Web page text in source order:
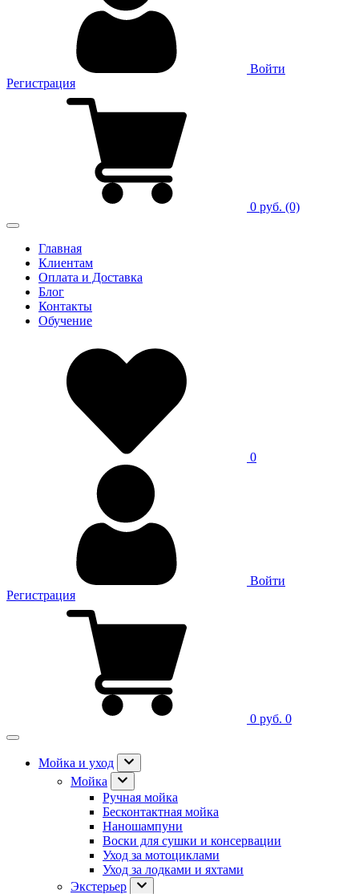
Войти
Регистрация
0 руб. (0)
Главная
Клиентам
Оплата и Доставка
Блог
Контакты
Обучение
0
Войти
Регистрация
0 руб. 0
Мойка и уход
Мойка
Ручная мойка
Бесконтактная мойка
Наношампуни
Воски для сушки и консервации
Уход за мотоциклами
Уход за лодками и яхтами
Экстерьер